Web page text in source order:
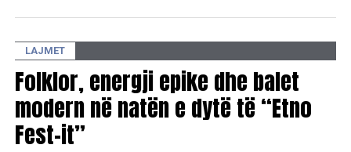
LAJMET
Folklor, energji epike dhe balet
modern në natën e dytë të “Etno
Fest-it”